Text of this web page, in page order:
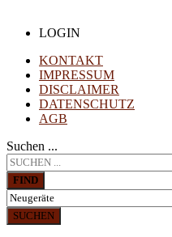
LOGIN
KONTAKT
IMPRESSUM
DISCLAIMER
DATENSCHUTZ
AGB
Suchen ...
FIND
SUCHEN